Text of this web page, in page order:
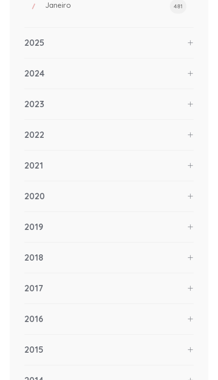
Janeiro 481
2025
2024
2023
2022
2021
2020
2019
2018
2017
2016
2015